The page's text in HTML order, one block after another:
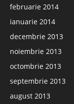
februarie 2014
ianuarie 2014
decembrie 2013
noiembrie 2013
octombrie 2013
septembrie 2013
august 2013